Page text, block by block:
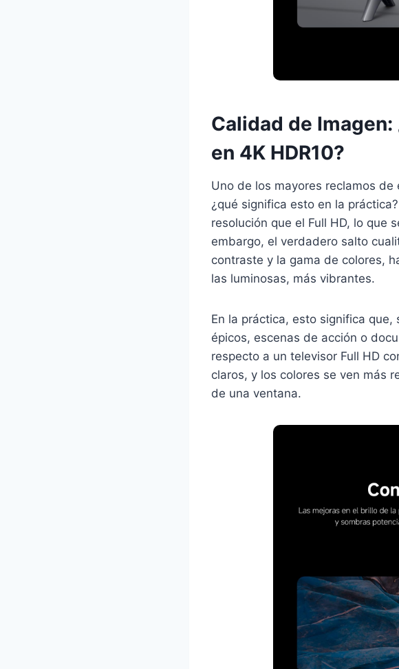
Calidad de
en 4K HDR10?
Uno de los mayores reclamos de
¿qué significa esto en la
resolución que el Full HD, lo que
embargo, el verdadero salto
contraste y la gama de colores,
las luminosas, más vibrantes.
En la práctica, esto significa
épicos, escenas de acción o
respecto a un televisor Full HD
claros, y los colores se ven más
de una ventana.